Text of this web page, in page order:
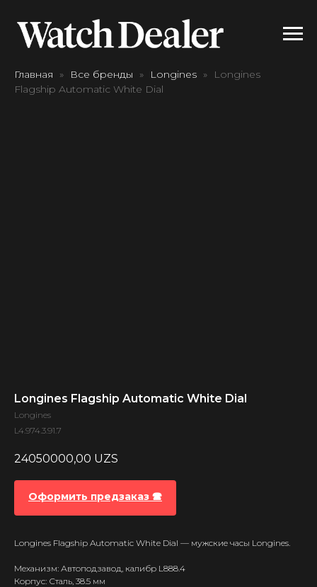
Главная Все бренды Longines
Longines
Flagship Automatic White Dial
Longines Flagship Automatic White Dial
Longines
L4.974.3.91.7
24050000,00 UZS
Оформить предзаказ 🕿
Longines Flagship Automatic White Dial — мужские часы Longines.
Механизм: Автоподзавод, калибр L888.4
Корпус: Сталь, 38.5 мм